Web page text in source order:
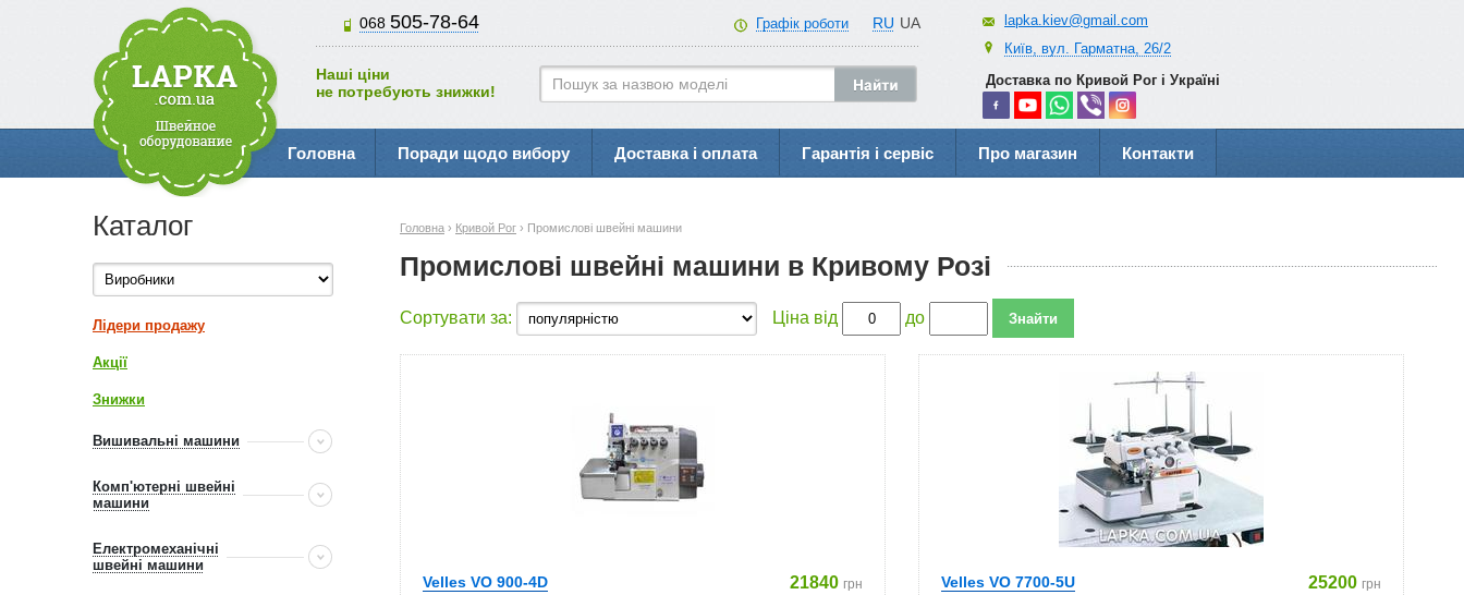
068 505-78-64 RU UA
Графік роботи
Наші ціни
не потребують знижки!
lapka.kiev@gmail.com
Київ, вул. Гарматна, 26/2
Доставка по Кривой Рог і Україні
Головна Поради щодо вибору Доставка і оплата Гарантія і сервіс Про магазин Контакти
Головна › Кривой Рог › Промислові швейні машини
Промислові швейні машини в Кривому Розі
Сортувати за: Ціна від до
Velles VO 900-4D 21840 грн
Velles VO 7700-5U 25200 грн
Каталог
Лідери продажу
Акції
Знижки
Вишивальні машини
Комп'ютерні швейні
машини
Електромеханічні
швейні машини